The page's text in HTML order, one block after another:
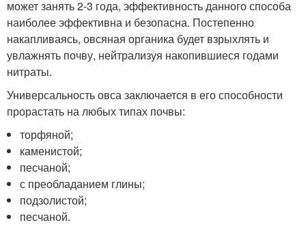
может занять 2-3 года, эффективность данного способа
наиболее эффективна и безопасна. Постепенно
накапливаясь, овсяная органика будет взрыхлять и
увлажнять почву, нейтрализуя накопившиеся годами
нитраты.
Универсальность овса заключается в его способности
прорастать на любых типах почвы:
торфяной;
каменистой;
песчаной;
с преобладанием глины;
подзолистой;
песчаной.